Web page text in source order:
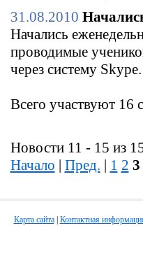
31.08.2010
Начались
проводимые
через систему Skype.
Всего участвуют 16
Новости 11 - 15 из
Начало | Пред. | 1 2 3
Карта сайта| Контактная